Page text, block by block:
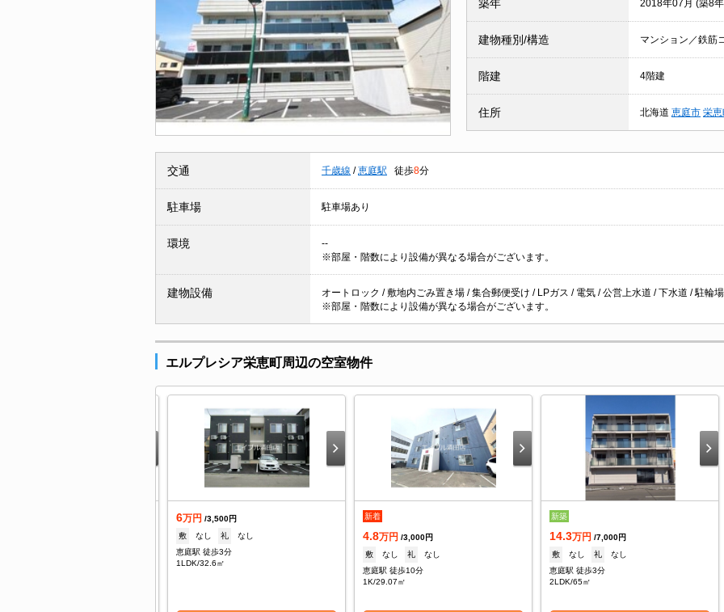
築年 2018年07月 (築8
建物種別/構造 マンション／鉄筋
階建 4階建
住所 北海道 恵庭市 栄恵
交通 千歳線 / 恵庭駅 徒歩8分
駐車場 駐車場あり
環境
--
※部屋・階数により設備が異なる場合がございます。
建物設備
オートロック / 敷地内ごみ置き場 / 集合郵便受け / LPガス / 電気 / 公営上水道 / 下水道 / 駐輪場
※部屋・階数により設備が異なる場合がございます。
エルプレシア栄恵町周辺の空室物件
6万円 /3,500円
敷
なし 礼
なし
恵庭駅 徒歩3分
1LDK/32.6㎡
新着
4.8万円 /3,000円
敷
なし 礼
なし
恵庭駅 徒歩10分
1K/29.07㎡
新築
14.3万円 /7,000円
敷
なし 礼
なし
恵庭駅 徒歩3分
2LDK/65㎡